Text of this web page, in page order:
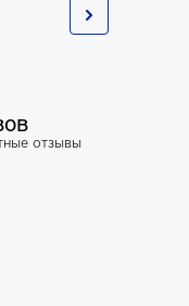
отзывы